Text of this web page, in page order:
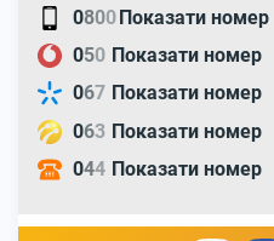
0800Показати номер
050 Показати номер
067 Показати номер
063 Показати номер
044 Показати номер